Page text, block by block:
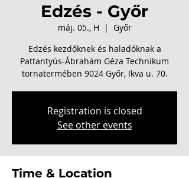
Edzés - Győr
máj. 05., H
  |
Győr
Edzés kezdőknek és haladóknak a
Pattantyús-Ábrahám Géza Technikum
tornatermében 9024 Győr, Ikva u. 70.
Registration is closed
See other events
Time & Location